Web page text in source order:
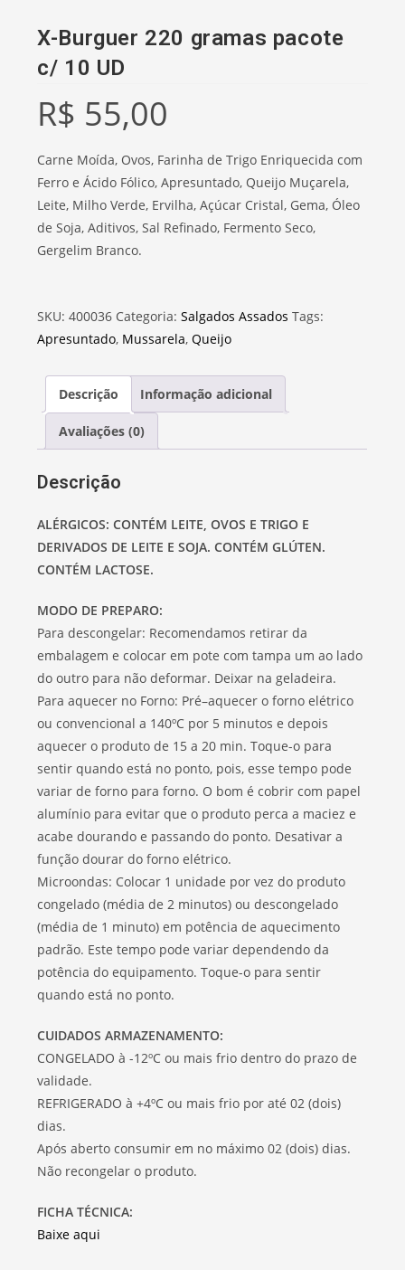
X-Burguer 220 gramas pacote
c/ 10 UD
R$ 55,00
Carne Moída, Ovos, Farinha de Trigo Enriquecida com
Ferro e Ácido Fólico, Apresuntado, Queijo Muçarela,
Leite, Milho Verde, Ervilha, Açúcar Cristal, Gema, Óleo
de Soja, Aditivos, Sal Refinado, Fermento Seco,
Gergelim Branco.
SKU:400036 Categoria:Salgados Assados Tags:
Apresuntado, Mussarela,Queijo
Descrição Informação adicional
Avaliações (0)
Descrição
ALÉRGICOS: CONTÉM LEITE, OVOS E TRIGO E
DERIVADOS DE LEITE E SOJA. CONTÉM GLÚTEN.
CONTÉM LACTOSE.
MODO DE PREPARO:
Para descongelar: Recomendamos retirar da
embalagem e colocar em pote com tampa um ao lado
do outro para não deformar. Deixar na geladeira.
Para aquecer no Forno: Pré–aquecer o forno elétrico
ou convencional a 140ºC por 5 minutos e depois
aquecer o produto de 15 a 20 min. Toque-o para
sentir quando está no ponto, pois, esse tempo pode
variar de forno para forno. O bom é cobrir com papel
alumínio para evitar que o produto perca a maciez e
acabe dourando e passando do ponto. Desativar a
função dourar do forno elétrico.
Microondas: Colocar 1 unidade por vez do produto
congelado (média de 2 minutos) ou descongelado
(média de 1 minuto) em potência de aquecimento
padrão. Este tempo pode variar dependendo da
potência do equipamento. Toque-o para sentir
quando está no ponto.
CUIDADOS ARMAZENAMENTO:
CONGELADO à -12ºC ou mais frio dentro do prazo de
validade.
REFRIGERADO à +4ºC ou mais frio por até 02 (dois)
dias.
Após aberto consumir em no máximo 02 (dois) dias.
Não recongelar o produto.
FICHA TÉCNICA:
Baixe aqui